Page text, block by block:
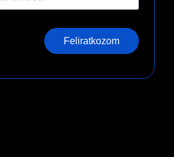
Feliratkozom